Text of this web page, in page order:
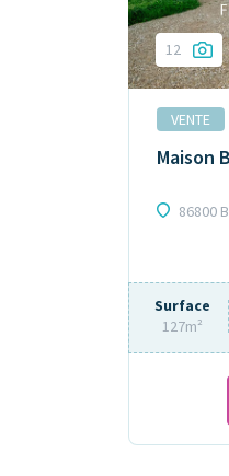
12
VENTE
Maison
86800
Surface
127m²